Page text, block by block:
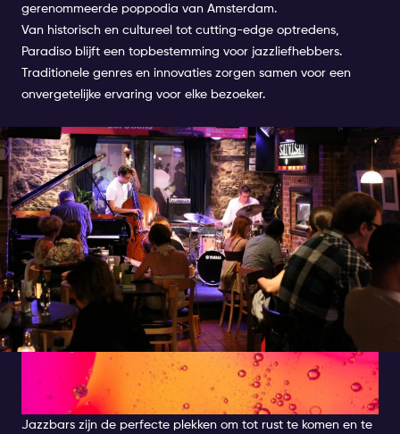
gerenommeerde poppodia van Amsterdam.
Van historisch en cultureel tot cutting-edge optredens,
Paradiso blijft een topbestemming voor jazzliefhebbers.
Traditionele genres en innovaties zorgen samen voor een
onvergetelijke ervaring voor elke bezoeker.
Ontdek de beste jazzbars in
Amsterdam
Jazzbars zijn de perfecte plekken om tot rust te komen en te